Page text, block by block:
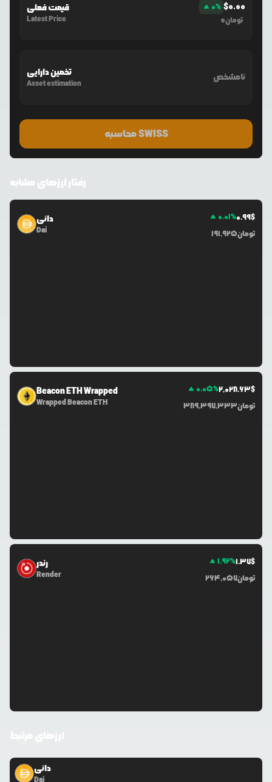
قیمت فعلی
Latest Price
0% $0.00
0تومان
تخمین دارایی
Asset estimation
نامشخص
محاسبه SWISS
رفتار ارزهای مشابه
دائی
Dai
0.01%0.99$
191,925تومان
Beacon ETH Wrapped
Wrapped Beacon ETH
0.05%2,028.63$
389,397,333تومان
رندر
Render
1.92%1.37$
264,057تومان
دائی
Dai